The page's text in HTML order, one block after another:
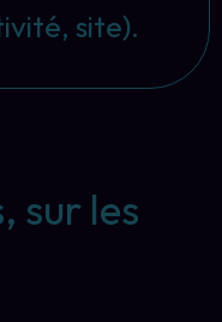
site).
sur les